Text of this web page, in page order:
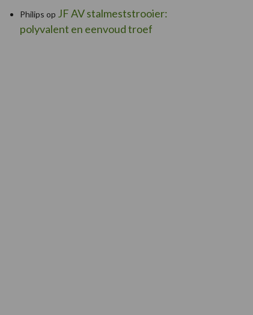
Philips op JF AV stalmeststrooier:
polyvalent en eenvoud troef